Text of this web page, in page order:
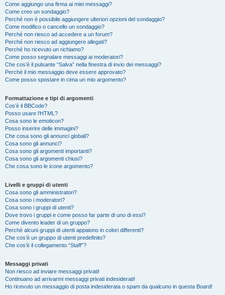
Come aggiungo una firma ai miei messaggi?
Come creo un sondaggio?
Perché non è possibile aggiungere ulteriori opzioni del sondaggio?
Come modifico o cancello un sondaggio?
Perché non riesco ad accedere a un forum?
Perché non riesco ad aggiungere allegati?
Perché ho ricevuto un richiamo?
Come posso segnalare messaggi ai moderatori?
Che cos’è il pulsante “Salva” nella finestra di invio dei messaggi?
Perché il mio messaggio deve essere approvato?
Come posso spostare in cima un mio argomento?
Formattazione e tipi di argomenti
Cos’è il BBCode?
Posso usare l’HTML?
Cosa sono le emoticon?
Posso inserire delle immagini?
Che cosa sono gli annunci globali?
Cosa sono gli annunci?
Cosa sono gli argomenti importanti?
Cosa sono gli argomenti chiusi?
Che cosa sono le icone argomento?
Livelli e gruppi di utenti
Cosa sono gli amministratori?
Cosa sono i moderatori?
Cosa sono i gruppi di utenti?
Dove trovo i gruppi e come posso far parte di uno di essi?
Come divento leader di un gruppo?
Perché alcuni gruppi di utenti appaiono in colori differenti?
Che cos’è un gruppo di utenti predefinito?
Che cos’è il collegamento “Staff”?
Messaggi privati
Non riesco ad inviare messaggi privati!
Continuano ad arrivarmi messaggi privati indesiderati!
Ho ricevuto un messaggio di posta indesiderata o spam da qualcuno in questa Board!